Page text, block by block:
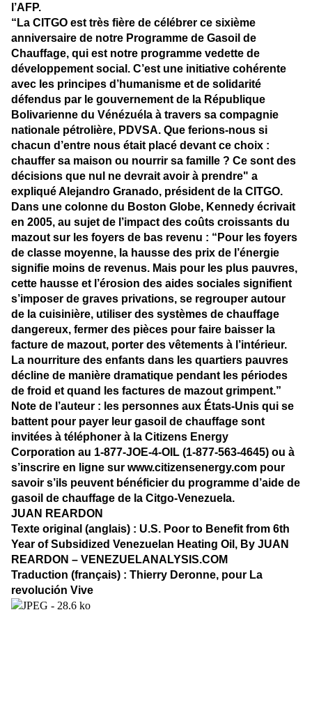
l’AFP.
“La CITGO est très fière de célébrer ce sixième
anniversaire de notre Programme de Gasoil de
Chauffage, qui est notre programme vedette de
développement social. C’est une initiative cohérente
avec les principes d’humanisme et de solidarité
défendus par le gouvernement de la République
Bolivarienne du Vénézuéla à travers sa compagnie
nationale pétrolière, PDVSA. Que ferions-nous si
chacun d’entre nous était placé devant ce choix :
chauffer sa maison ou nourrir sa famille ? Ce sont des
décisions que nul ne devrait avoir à prendre" a
expliqué Alejandro Granado, président de la CITGO.
Dans une colonne du Boston Globe, Kennedy écrivait
en 2005, au sujet de l’impact des coûts croissants du
mazout sur les foyers de bas revenu : “Pour les foyers
de classe moyenne, la hausse des prix de l’énergie
signifie moins de revenus. Mais pour les plus pauvres,
cette hausse et l’érosion des aides sociales signifient
s’imposer de graves privations, se regrouper autour
de la cuisinière, utiliser des systèmes de chauffage
dangereux, fermer des pièces pour faire baisser la
facture de mazout, porter des vêtements à l’intérieur.
La nourriture des enfants dans les quartiers pauvres
décline de manière dramatique pendant les périodes
de froid et quand les factures de mazout grimpent.”
Note de l’auteur : les personnes aux États-Unis qui se
battent pour payer leur gasoil de chauffage sont
invitées à téléphoner à la Citizens Energy
Corporation au 1-877-JOE-4-OIL (1-877-563-4645) ou à
s’inscrire en ligne sur www.citizensenergy.com pour
savoir s’ils peuvent bénéficier du programme d’aide de
gasoil de chauffage de la Citgo-Venezuela.
JUAN REARDON
Texte original (anglais) : U.S. Poor to Benefit from 6th
Year of Subsidized Venezuelan Heating Oil, By JUAN
REARDON – VENEZUELANALYSIS.COM
Traduction (français) : Thierry Deronne, pour La
revolución Vive